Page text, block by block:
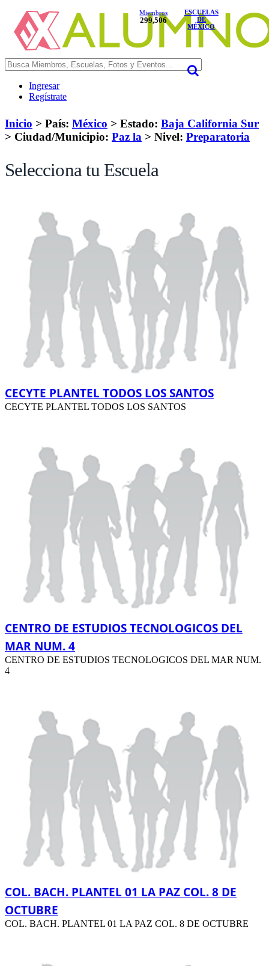
Miembros
299,506
ESCUELAS
DE
MÉXICO
Ingresar
Regístrate
Inicio > País: México > Estado: Baja California Sur
> Ciudad/Municipio: Paz la > Nivel: Preparatoria
Selecciona tu Escuela
CECYTE PLANTEL TODOS LOS SANTOS
CECYTE PLANTEL TODOS LOS SANTOS
CENTRO DE ESTUDIOS TECNOLOGICOS DEL
MAR NUM. 4
CENTRO DE ESTUDIOS TECNOLOGICOS DEL MAR NUM.
4
COL. BACH. PLANTEL 01 LA PAZ COL. 8 DE
OCTUBRE
COL. BACH. PLANTEL 01 LA PAZ COL. 8 DE OCTUBRE